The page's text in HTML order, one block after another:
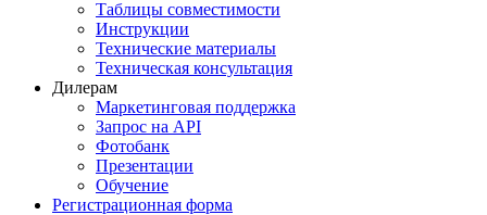
Таблицы совместимости
Инструкции
Технические материалы
Техническая консультация
Дилерам
Маркетинговая поддержка
Запрос на API
Фотобанк
Презентации
Обучение
Регистрационная форма